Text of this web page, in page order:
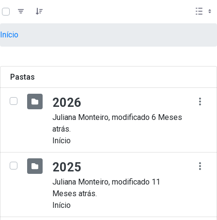
Pular para o Conteúdo principal
teste descricao
Início
Pastas
2026
Juliana Monteiro, modificado 6 Meses
atrás.
Início
2025
Juliana Monteiro, modificado 11
Meses atrás.
Início